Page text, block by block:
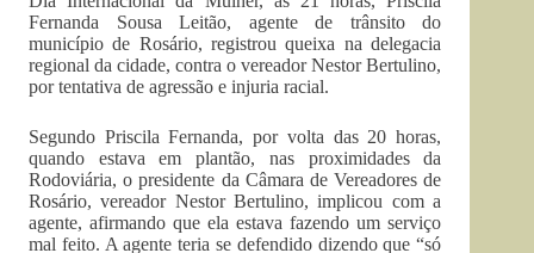
Fernanda Sousa Leitão, agente de trânsito do
município de Rosário, registrou queixa na delegacia
regional da cidade, contra o vereador Nestor Bertulino,
por tentativa de agressão e injuria racial.
Segundo Priscila Fernanda, por volta das 20 horas,
quando estava em plantão, nas proximidades da
Rodoviária, o presidente da Câmara de Vereadores de
Rosário, vereador Nestor Bertulino, implicou com a
agente, afirmando que ela estava fazendo um serviço
mal feito. A agente teria se defendido dizendo que “só